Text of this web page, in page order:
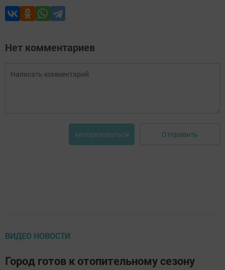
Нет комментариев
Авторизоваться Отправить
ВИДЕО НОВОСТИ
Город готов к отопительному сезону